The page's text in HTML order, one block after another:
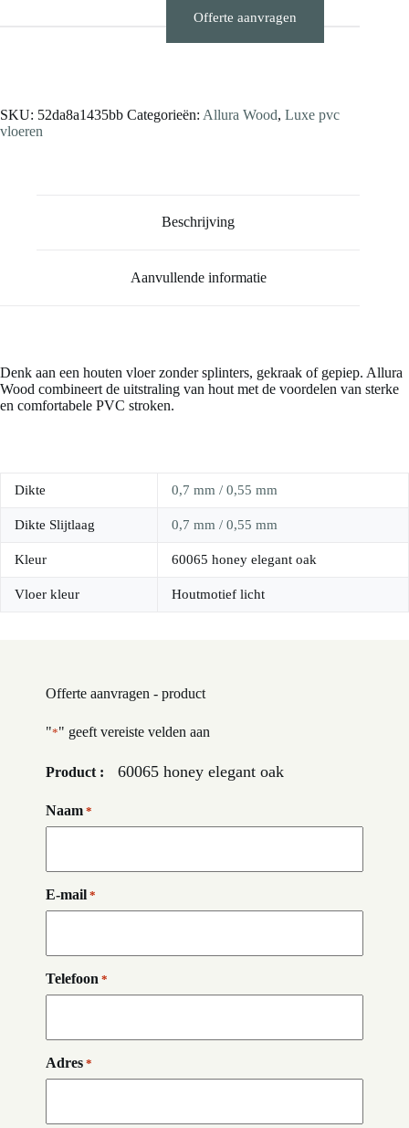
Offerte aanvragen
SKU: 52da8a1435bb Categorieën: Allura Wood, Luxe pvc
vloeren
Beschrijving
Aanvullende informatie
Denk aan een houten vloer zonder splinters, gekraak of gepiep. Allura
Wood combineert de uitstraling van hout met de voordelen van sterke
en comfortabele PVC stroken.
Dikte 0,7 mm / 0,55 mm
Dikte Slijtlaag 0,7 mm / 0,55 mm
Kleur 60065 honey elegant oak
Vloer kleur Houtmotief licht
Offerte aanvragen - product
"*" geeft vereiste velden aan
Product : 60065 honey elegant oak
Naam *
E-mail *
Telefoon *
Adres *